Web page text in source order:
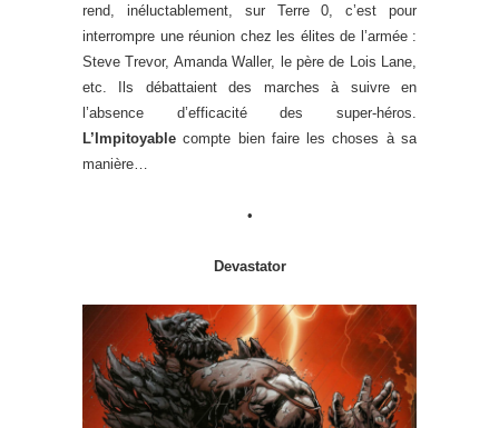
rend, inéluctablement, sur Terre 0, c’est pour
interrompre une réunion chez les élites de l’armée :
Steve Trevor, Amanda Waller, le père de Lois Lane,
etc. Ils débattaient des marches à suivre en
l’absence d’efficacité des super-héros.
L’Impitoyable compte bien faire les choses à sa
manière…
•
Devastator